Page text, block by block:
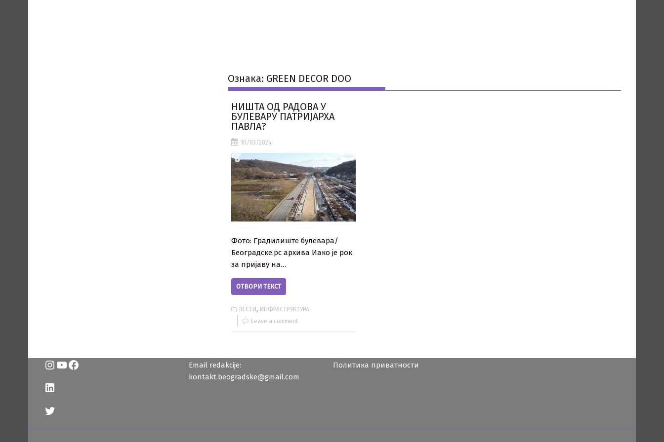
Ознака: GREEN DECOR DOO
НИШТА ОД РАДОВА У
БУЛЕВАРУ ПАТРИЈАРХА
ПАВЛА?
10/03/2024
Фото: Градилиште булевара/
Београдске.рс архива Иако је рок
за пријаву на…
ОТВОРИ ТЕКСТ
ВЕСТИ, ИНФРАСТРУКТУРА
Leave a comment
Instagram
YouTube
Facebook
LinkedIn
Twitter
Email redakcije:
kontakt.beogradske@gmail.com
Политика приватности